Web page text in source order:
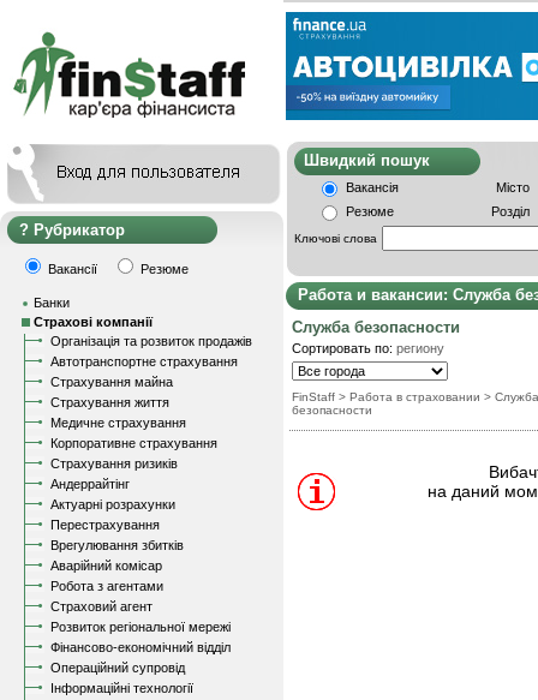
Рубрикатор
Вакансії Резюме
Банки
Страхові компанії
Організація та розвиток продажів
Автотранспортне страхування
Страхування майна
Страхування життя
Медичне страхування
Корпоративне страхування
Страхування ризиків
Андеррайтінг
Актуарні розрахунки
Перестрахування
Врегулювання збитків
Аварійний комісар
Робота з агентами
Страховий агент
Розвиток регіональної мережі
Фінансово-економічний відділ
Операційний супровід
Інформаційні технології
Швидкий
Вакансія
Місто
Резюме
Розділ
Ключові слова
Работа и вакансии: Служба
Служба безопасности
Сортировать по: региону
FinStaff > Работа в страховании > Служба
безопасности
на даний